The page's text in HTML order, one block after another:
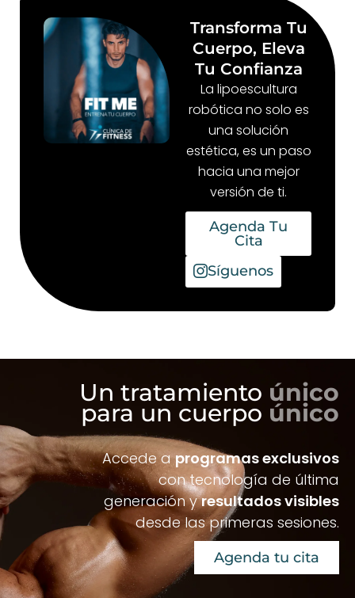
Transforma Tu
Cuerpo, Eleva
Tu Confianza
La lipoescultura
robótica no solo es
una solución
estética, es un paso
hacia una mejor
versión de ti.
Agenda Tu
Cita
Síguenos
Un tratamiento único
para un cuerpo único
Accede aprogramas exclusivos
con tecnología de última
generación yresultados visibles
desde las primeras sesiones.
Agenda tu cita